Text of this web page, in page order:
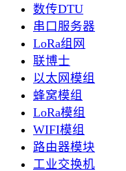
数传DTU
串口服务器
LoRa组网
联博士
以太网模组
蜂窝模组
LoRa模组
WIFI模组
路由器模块
工业交换机